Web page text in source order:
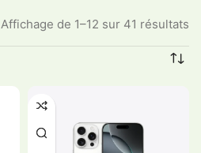
Affichage de 1–12 sur 41 résultats